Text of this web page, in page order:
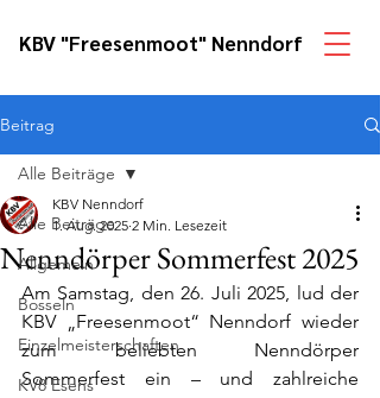
KBV "Freesenmoot" Nenndorf
Beitrag
Alle Beiträge
Allgemein
Bosseln
Einzelmeisterschaften
KV8 Esens
Alle Beiträge
Nenndörper Sommerfest 2025
KBV Nenndorf
1. Aug. 2025 2 Min. Lesezeit
Am Samstag, den 26. Juli 2025, lud der
KBV „Freesenmoot“ Nenndorf wieder
zum beliebten Nenndörper
Sommerfest ein – und zahlreiche